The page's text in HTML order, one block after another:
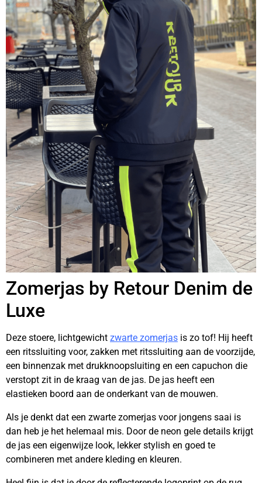
Zomerjas by Retour Denim de
Luxe
Deze stoere, lichtgewicht zwarte zomerjas is zo tof! Hij heeft
een ritssluiting voor, zakken met ritssluiting aan de voorzijde,
een binnenzak met drukknoopsluiting en een capuchon die
verstopt zit in de kraag van de jas. De jas heeft een
elastieken boord aan de onderkant van de mouwen.
Als je denkt dat een zwarte zomerjas voor jongens saai is
dan heb je het helemaal mis. Door de neon gele details krijgt
de jas een eigenwijze look, lekker stylish en goed te
combineren met andere kleding en kleuren.